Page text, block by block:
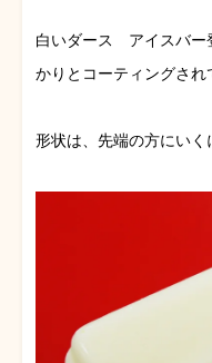
白いダース アイスバー
かりとコーティングされ
形状は、先端の方にいく